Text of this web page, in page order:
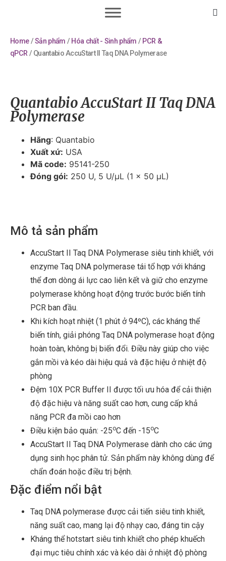
Home/Sản phẩm / Hóa chất - Sinh phẩm / PCR &
qPCR/ Quantabio AccuStart II Taq DNA Polymerase
Quantabio AccuStart II Taq DNA
Polymerase
Hãng: Quantabio
Xuất xứ: USA
Mã code: 95141-250
Đóng gói: 250 U, 5 U/µL (1 x 50 µL)
Mô tả sản phẩm
AccuStart II Taq DNA Polymerase siêu tinh khiết, với
enzyme Taq DNA polymerase tái tổ hợp với kháng
thể đơn dòng ái lực cao liên kết và giữ cho enzyme
polymerase không hoạt động trước bước biến tính
PCR ban đầu.
Khi kích hoạt nhiệt (1 phút ở 94ºC), các kháng thể
biến tính, giải phóng Taq DNA polymerase hoạt động
hoàn toàn, không bị biến đổi. Điều này giúp cho việc
gắn mồi và kéo dài hiệu quả và đặc hiệu ở nhiệt độ
phòng
Đệm 10X PCR Buffer II được tối ưu hóa để cải thiện
độ đặc hiệu và năng suất cao hơn, cung cấp khả
năng PCR đa mồi cao hơn
Điều kiện bảo quản: -25oC đến -15oC
AccuStart II Taq DNA Polymerase dành cho các ứng
dụng sinh học phân tử. Sản phẩm này không dùng để
chẩn đoán hoặc điều trị bệnh.
Đặc điểm nổi bật
Taq DNA polymerase được cải tiến siêu tinh khiết,
năng suất cao, mang lại độ nhạy cao, đáng tin cậy
Kháng thể hotstart siêu tinh khiết cho phép khuếch
đại mục tiêu chính xác và kéo dài ở nhiệt độ phòng